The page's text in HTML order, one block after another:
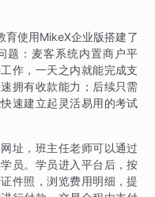
育使用MikeX企业版搭建了
题：麦客系统内置商户平
作，一天之内就能完成支
拥有收款能力；后续只需
速建立起灵活易用的考试
址，班主任老师可以通过
员。学员进入平台后，按
件照，浏览费用明细，提